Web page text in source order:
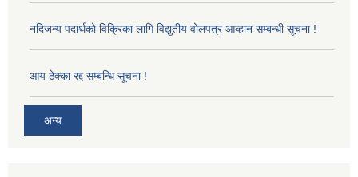
नदिजन्य पदार्थको विक्रिका लागि विद्युतीय वोलपत्र आव्हान सम्बन्धी सूचना !
आय ठेक्का रद्द सम्बन्धि सूचना !
अन्य